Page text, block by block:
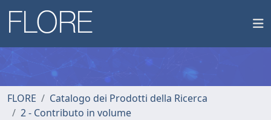
FLORE
Catalogo dei Prodotti della Ricerca
2 - Contributo in volume